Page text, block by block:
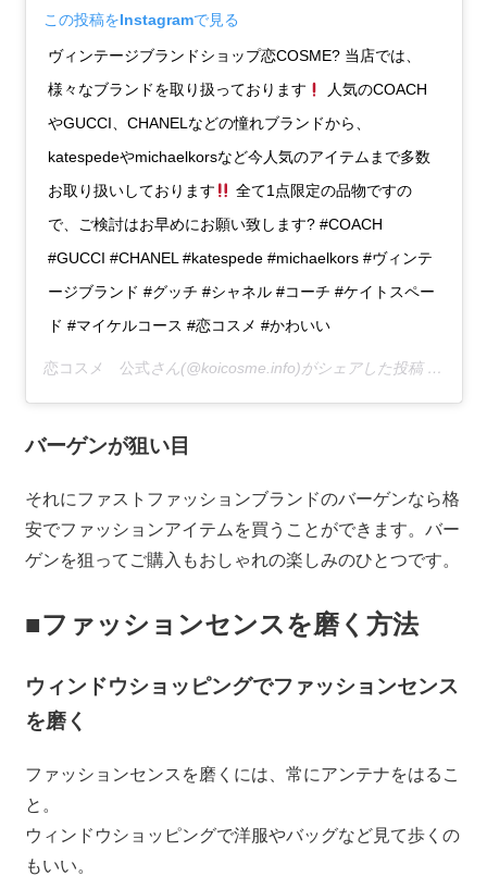
この投稿をInstagramで見る
ヴィンテージブランドショップ恋COSME? 当店では、
様々なブランドを取り扱っております
人気のCOACH
やGUCCI、CHANELなどの憧れブランドから、
katespedeやmichaelkorsなど今人気のアイテムまで多数
お取り扱いしております
全て1点限定の品物ですの
で、ご検討はお早めにお願い致します? #COACH
#GUCCI #CHANEL #katespede #michaelkors #ヴィンテ
ージブランド #グッチ #シャネル #コーチ #ケイトスペー
ド #マイケルコース #恋コスメ #かわいい
恋コスメ 公式さん(@koicosme.info)がシェアした投稿 – 2019
バーゲンが狙い目
それにファストファッションブランドのバーゲンなら格
安でファッションアイテムを買うことができます。バー
ゲンを狙ってご購入もおしゃれの楽しみのひとつです。
■ファッションセンスを磨く方法
ウィンドウショッピングでファッションセンス
を磨く
ファッションセンスを磨くには、常にアンテナをはるこ
と。
ウィンドウショッピングで洋服やバッグなど見て歩くの
もいい。